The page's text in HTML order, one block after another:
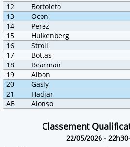
12
Bortoleto
13
Ocon
14
Perez
15
Hulkenberg
16
Stroll
17
Bottas
18
Bearman
19
Albon
20
Gasly
21
Hadjar
AB
Alonso
Classement
22/05/2026 -